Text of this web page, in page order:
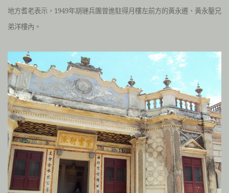
地方耆老表示，1949年胡璉兵團曾進駐得月樓左前方的黃永遷、黃永鑿兄
弟洋樓內。